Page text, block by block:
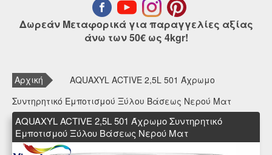
Δωρεάν Μεταφορικά για παραγγελίες αξίας
άνω των 50€ ως 4kgr!
Αρχική
AQUAXYL ACTIVE 2,5L 501 Άχρωμο
Συντηρητικό Εμποτισμού Ξύλου Βάσεως Νερού Ματ
AQUAXYL ACTIVE 2,5L 501 Άχρωμο Συντηρητικό
Εμποτισμού Ξύλου Βάσεως Νερού Ματ